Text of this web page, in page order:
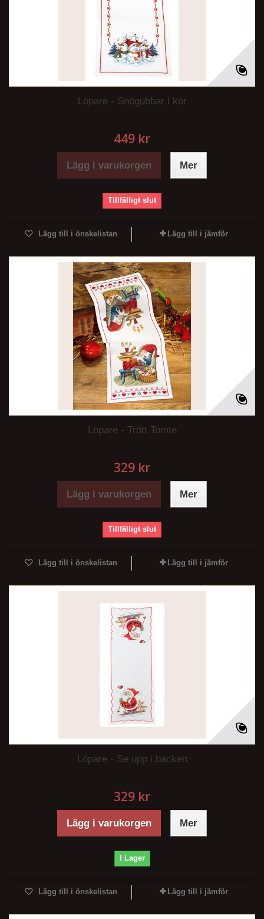
Löpare - Snögubbar i kör
449 kr
Lägg i varukorgen Mer
Tillfälligt slut
Lägg till i önskelistan Lägg till i jämför
Löpare - Trött Tomte
329 kr
Lägg i varukorgen Mer
Tillfälligt slut
Lägg till i önskelistan Lägg till i jämför
Löpare - Se upp i backen
329 kr
Lägg i varukorgen Mer
I Lager
Lägg till i önskelistan Lägg till i jämför